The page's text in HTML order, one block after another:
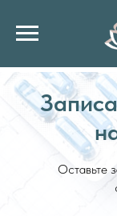
Оставьте